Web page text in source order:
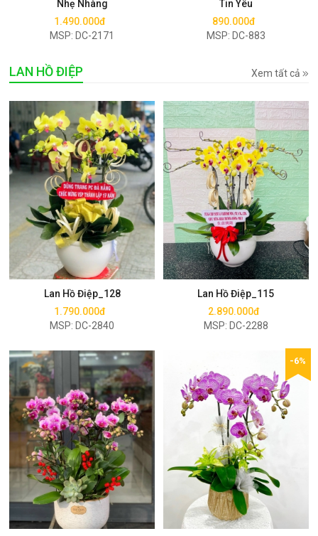
Nhẹ Nhàng
1.490.000đ
MSP: DC-2171
Tin Yêu
890.000đ
MSP: DC-883
LAN HỒ ĐIỆP Xem tất cả
Lan Hồ Điệp_128
1.790.000đ
MSP: DC-2840
Mua ngay
Lan Hồ Điệp_115
2.890.000đ
MSP: DC-2288
Mua ngay
Mua ngay
-6%
Mua ngay